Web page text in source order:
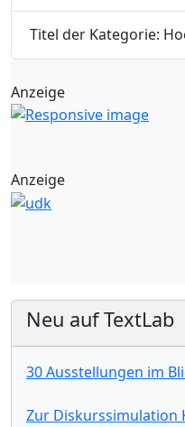
Titel der Kategorie:
Anzeige
Anzeige
Neu auf TextLab
30 Ausstellungen im
Zur Diskurssimulation